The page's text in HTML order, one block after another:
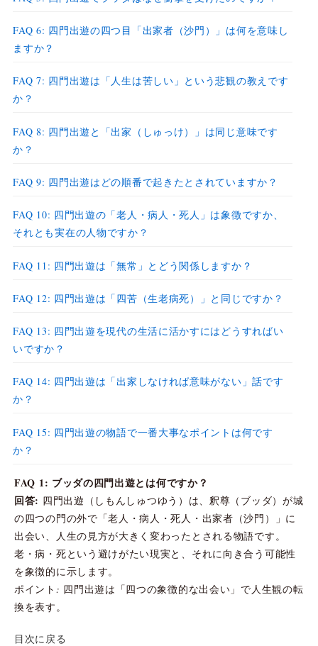
FAQ 6: 四門出遊の四つ目「出家者（沙門）」は何を意味し
ますか？
FAQ 7: 四門出遊は「人生は苦しい」という悲観の教えです
か？
FAQ 8: 四門出遊と「出家（しゅっけ）」は同じ意味です
か？
FAQ 9: 四門出遊はどの順番で起きたとされていますか？
FAQ 10: 四門出遊の「老人・病人・死人」は象徴ですか、
それとも実在の人物ですか？
FAQ 11: 四門出遊は「無常」とどう関係しますか？
FAQ 12: 四門出遊は「四苦（生老病死）」と同じですか？
FAQ 13: 四門出遊を現代の生活に活かすにはどうすればい
いですか？
FAQ 14: 四門出遊は「出家しなければ意味がない」話です
か？
FAQ 15: 四門出遊の物語で一番大事なポイントは何です
か？
FAQ 1: ブッダの四門出遊とは何ですか？
回答: 四門出遊（しもんしゅつゆう）は、釈尊（ブッダ）が城
の四つの門の外で「老人・病人・死人・出家者（沙門）」に
出会い、人生の見方が大きく変わったとされる物語です。
老・病・死という避けがたい現実と、それに向き合う可能性
を象徴的に示します。
ポイント: 四門出遊は「四つの象徴的な出会い」で人生観の転
換を表す。
目次に戻る